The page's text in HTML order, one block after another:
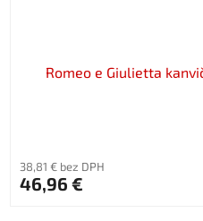
Romeo e Giulietta
38,81 € bez DPH
46,96 €